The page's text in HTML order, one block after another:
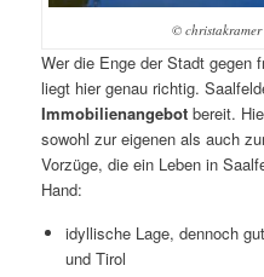
©
Wer die Enge der Stadt gegen
liegt hier genau richtig.
Immobilienangebotbereit.
sowohl zur eigenen als auch
Vorzüge, die ein Leben in
Hand:
idyllische Lage, dennoch
und Tirol